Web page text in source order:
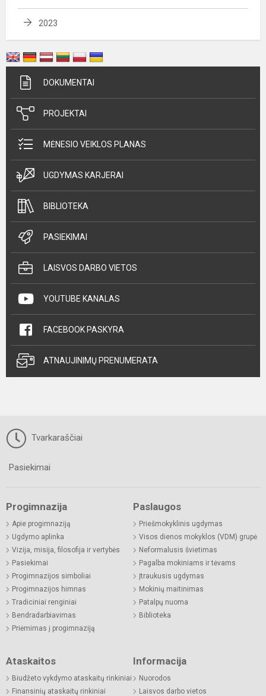
2023
DOKUMENTAI
PROJEKTAI
MĖNESIO VEIKLOS PLANAS
UGDYMAS KARJERAI
BIBLIOTEKA
PASIEKIMAI
LAISVOS DARBO VIETOS
YOUTUBE KANALAS
FACEBOOK PASKYRA
ATNAUJINIMŲ PRENUMERATA
Tvarkaraščiai
Pasiekimai
Progimnazija
Apie progimnaziją
Ugdymo aplinka
Vizija, misija, filosofija ir vertybės
Pasiekimai
Progimnazijos simboliai
Progimnazijos himnas
Tradiciniai renginiai
Bendradarbiavimas
Priėmimas į progimnaziją
Paslaugos
Priešmokyklinis ugdymas
Visos dienos mokyklos (VDM) grupė
Neformalusis švietimas
Pagalba mokiniams ir tėvams
Įtraukusis ugdymas
Mokinių maitinimas
Patalpų nuoma
Biblioteka
Ataskaitos
Biudžeto vykdymo ataskaitų rinkiniai
Finansinių ataskaitų rinkiniai
Informacija
Nuorodos
Laisvos darbo vietos